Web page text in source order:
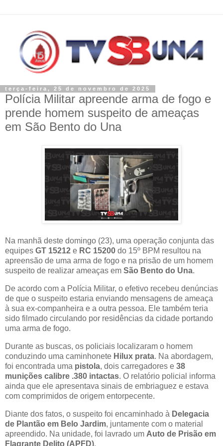
terça-feira, 25 de novembro de 2025
Polícia Militar apreende arma de fogo e
prende homem suspeito de ameaças
em São Bento do Una
Na manhã deste domingo (23), uma operação conjunta das
equipes GT 15212 e RC 15200 do 15º BPM resultou na
apreensão de uma arma de fogo e na prisão de um homem
suspeito de realizar ameaças em São Bento do Una.
De acordo com a Polícia Militar, o efetivo recebeu denúncias
de que o suspeito estaria enviando mensagens de ameaça
à sua ex-companheira e a outra pessoa. Ele também teria
sido filmado circulando por residências da cidade portando
uma arma de fogo.
Durante as buscas, os policiais localizaram o homem
conduzindo uma caminhonete Hilux prata. Na abordagem,
foi encontrada uma pistola, dois carregadores e 38
munições calibre .380 intactas. O relatório policial informa
ainda que ele apresentava sinais de embriaguez e estava
com comprimidos de origem entorpecente.
Diante dos fatos, o suspeito foi encaminhado à Delegacia
de Plantão em Belo Jardim, juntamente com o material
apreendido. Na unidade, foi lavrado um Auto de Prisão em
Flagrante Delito (APFD).